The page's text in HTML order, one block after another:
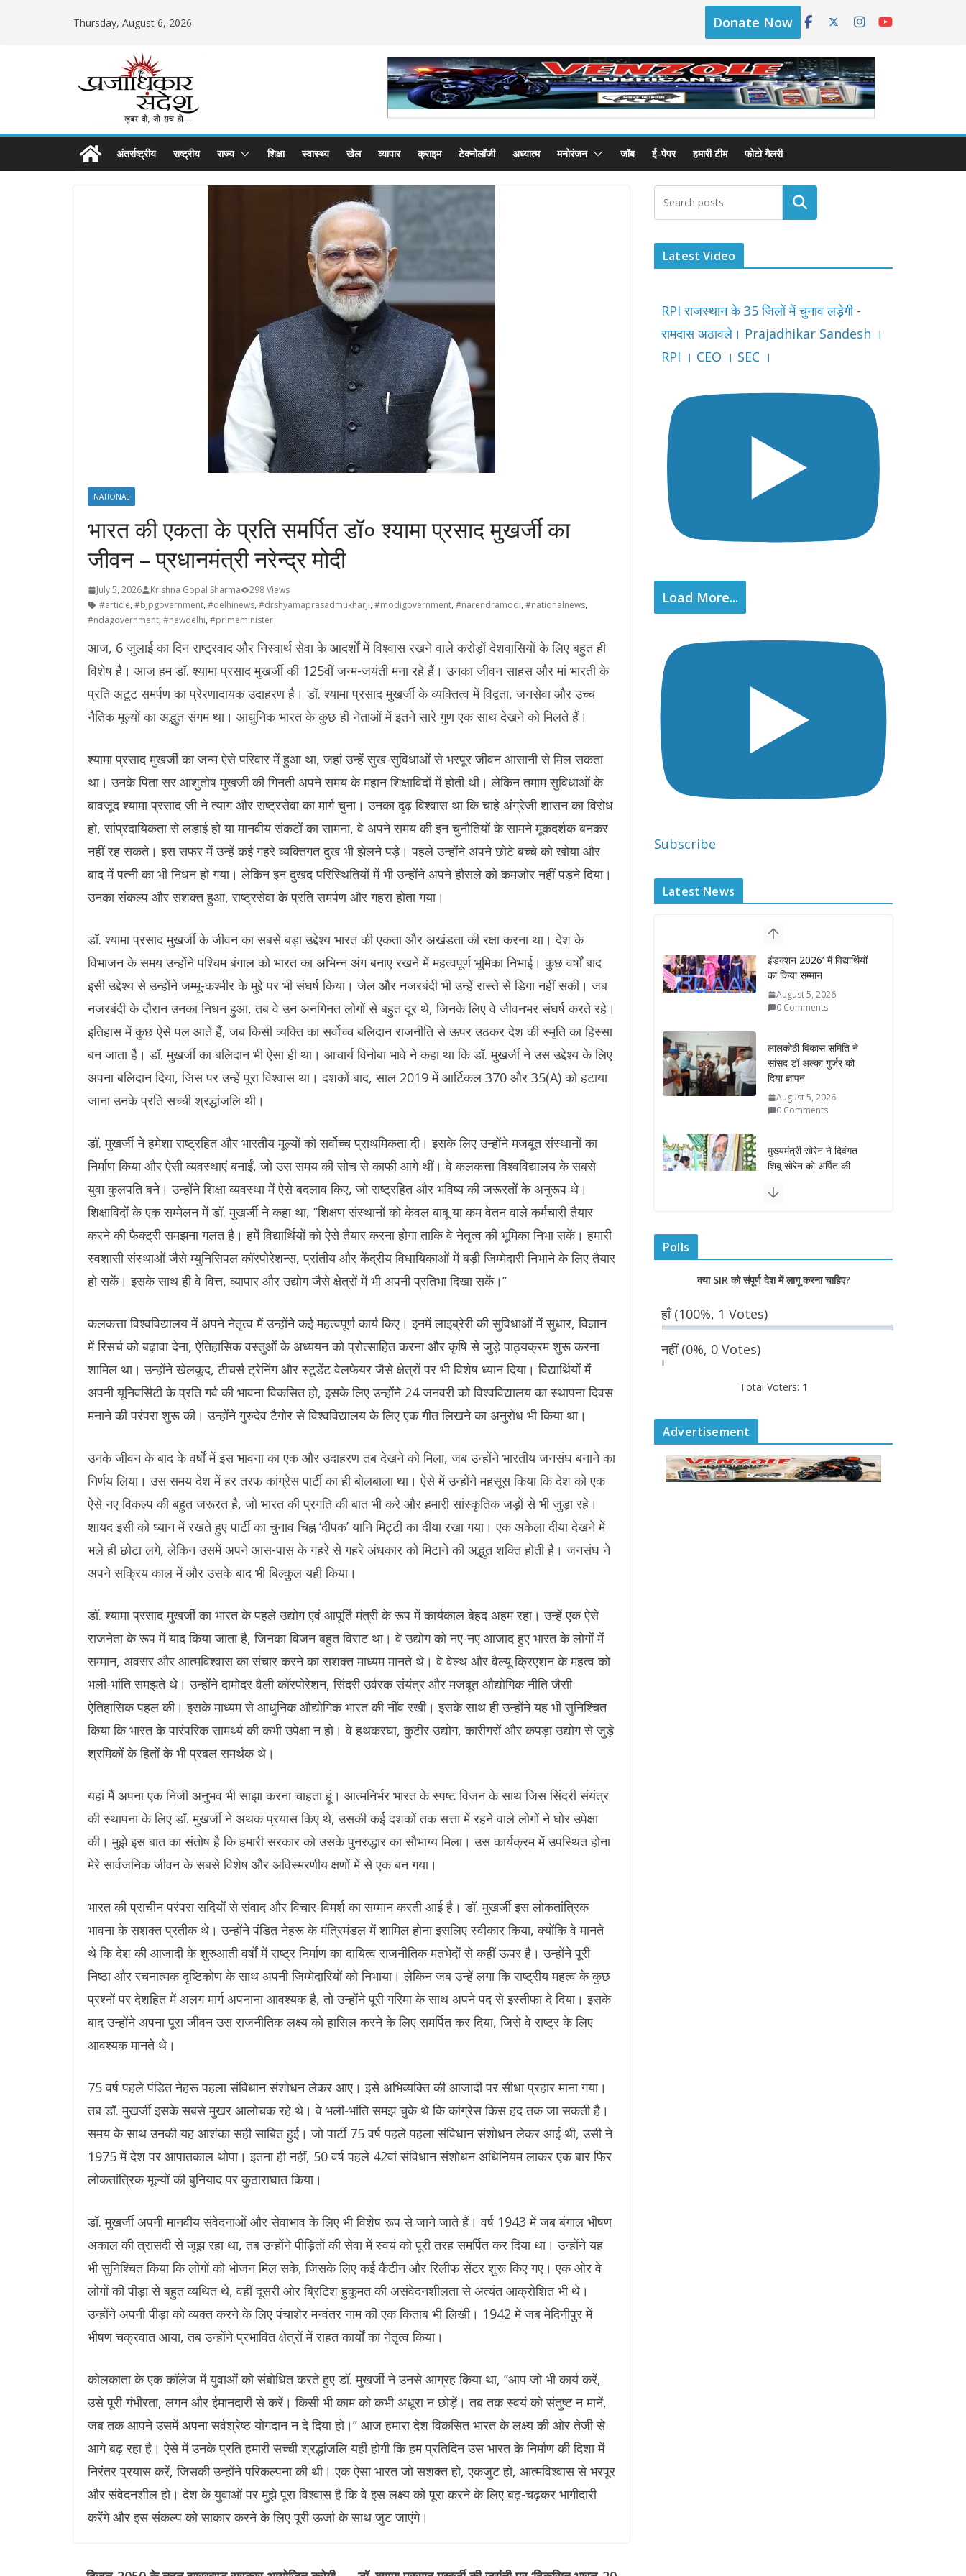
Thursday, August 6, 2026 Donate Now
अंतर्राष्ट्रीय राष्ट्रीय राज्य शिक्षा स्वास्थ्य खेल व्यापार क्राइम टेक्नोलॉजी अध्यात्म मनोरंजन जॉब ई-पेपर हमारी टीम फोटो गैलरी
NATIONAL
भारत की एकता के प्रति समर्पित डॉ० श्यामा प्रसाद मुखर्जी का
जीवन – प्रधानमंत्री नरेन्द्र मोदी
July 5, 2026 Krishna Gopal Sharma
298 Views
#article, #bjpgovernment, #delhinews, #drshyamaprasadmukharji, #modigovernment, #narendramodi, #nationalnews,
#ndagovernment, #newdelhi, #primeminister
आज, 6 जुलाई का दिन राष्ट्रवाद और निस्वार्थ सेवा के आदर्शों में विश्वास रखने वाले करोड़ों देशवासियों के लिए बहुत ही
विशेष है। आज हम डॉ. श्यामा प्रसाद मुखर्जी की 125वीं जन्म-जयंती मना रहे हैं। उनका जीवन साहस और मां भारती के
प्रति अटूट समर्पण का प्रेरणादायक उदाहरण है। डॉ. श्यामा प्रसाद मुखर्जी के व्यक्तित्व में विद्वता, जनसेवा और उच्च
नैतिक मूल्यों का अद्भुत संगम था। आधुनिक भारत के कुछ ही नेताओं में इतने सारे गुण एक साथ देखने को मिलते हैं।
श्यामा प्रसाद मुखर्जी का जन्म ऐसे परिवार में हुआ था, जहां उन्हें सुख-सुविधाओं से भरपूर जीवन आसानी से मिल सकता
था। उनके पिता सर आशुतोष मुखर्जी की गिनती अपने समय के महान शिक्षाविदों में होती थी। लेकिन तमाम सुविधाओं के
बावजूद श्यामा प्रसाद जी ने त्याग और राष्ट्रसेवा का मार्ग चुना। उनका दृढ़ विश्वास था कि चाहे अंग्रेजी शासन का विरोध
हो, सांप्रदायिकता से लड़ाई हो या मानवीय संकटों का सामना, वे अपने समय की इन चुनौतियों के सामने मूकदर्शक बनकर
नहीं रह सकते। इस सफर में उन्हें कई गहरे व्यक्तिगत दुख भी झेलने पड़े। पहले उन्होंने अपने छोटे बच्चे को खोया और
बाद में पत्नी का भी निधन हो गया। लेकिन इन दुखद परिस्थितियों में भी उन्होंने अपने हौसले को कमजोर नहीं पड़ने दिया।
उनका संकल्प और सशक्त हुआ, राष्ट्रसेवा के प्रति समर्पण और गहरा होता गया।
डॉ. श्यामा प्रसाद मुखर्जी के जीवन का सबसे बड़ा उद्देश्य भारत की एकता और अखंडता की रक्षा करना था। देश के
विभाजन के समय उन्होंने पश्चिम बंगाल को भारत का अभिन्न अंग बनाए रखने में महत्वपूर्ण भूमिका निभाई। कुछ वर्षों बाद
इसी उद्देश्य से उन्होंने जम्मू-कश्मीर के मुद्दे पर भी संघर्ष किया। जेल और नजरबंदी भी उन्हें रास्ते से डिगा नहीं सकी। जब
नजरबंदी के दौरान उनका निधन हुआ, तब वे उन अनगिनत लोगों से बहुत दूर थे, जिनके लिए वे जीवनभर संघर्ष करते रहे।
इतिहास में कुछ ऐसे पल आते हैं, जब किसी व्यक्ति का सर्वोच्च बलिदान राजनीति से ऊपर उठकर देश की स्मृति का हिस्सा
बन जाता है। डॉ. मुखर्जी का बलिदान भी ऐसा ही था। आचार्य विनोबा भावे ने कहा था कि डॉ. मुखर्जी ने उस उद्देश्य के लिए
अपना बलिदान दिया, जिस पर उन्हें पूरा विश्वास था। दशकों बाद, साल 2019 में आर्टिकल 370 और 35(A) को हटाया
जाना उनके प्रति सच्ची श्रद्धांजलि थी।
डॉ. मुखर्जी ने हमेशा राष्ट्रहित और भारतीय मूल्यों को सर्वोच्च प्राथमिकता दी। इसके लिए उन्होंने मजबूत संस्थानों का
निर्माण किया और ऐसी व्यवस्थाएं बनाईं, जो उस समय की सोच से काफी आगे थीं। वे कलकत्ता विश्वविद्यालय के सबसे
युवा कुलपति बने। उन्होंने शिक्षा व्यवस्था में ऐसे बदलाव किए, जो राष्ट्रहित और भविष्य की जरूरतों के अनुरूप थे।
शिक्षाविदों के एक सम्मेलन में डॉ. मुखर्जी ने कहा था, ‘’शिक्षण संस्थानों को केवल बाबू या कम वेतन वाले कर्मचारी तैयार
करने की फैक्ट्री समझना गलत है। हमें विद्यार्थियों को ऐसे तैयार करना होगा ताकि वे नेतृत्व की भूमिका निभा सकें। हमारी
स्वशासी संस्थाओं जैसे म्युनिसिपल कॉरपोरेशन्स, प्रांतीय और केंद्रीय विधायिकाओं में बड़ी जिम्मेदारी निभाने के लिए तैयार
हो सकें। इसके साथ ही वे वित्त, व्यापार और उद्योग जैसे क्षेत्रों में भी अपनी प्रतिभा दिखा सकें।’’
कलकत्ता विश्वविद्यालय में अपने नेतृत्व में उन्होंने कई महत्वपूर्ण कार्य किए। इनमें लाइब्रेरी की सुविधाओं में सुधार, विज्ञान
में रिसर्च को बढ़ावा देना, ऐतिहासिक वस्तुओं के अध्ययन को प्रोत्साहित करना और कृषि से जुड़े पाठ्यक्रम शुरू करना
शामिल था। उन्होंने खेलकूद, टीचर्स ट्रेनिंग और स्टूडेंट वेलफेयर जैसे क्षेत्रों पर भी विशेष ध्यान दिया। विद्यार्थियों में
अपनी यूनिवर्सिटी के प्रति गर्व की भावना विकसित हो, इसके लिए उन्होंने 24 जनवरी को विश्वविद्यालय का स्थापना दिवस
मनाने की परंपरा शुरू की। उन्होंने गुरुदेव टैगोर से विश्वविद्यालय के लिए एक गीत लिखने का अनुरोध भी किया था।
उनके जीवन के बाद के वर्षों में इस भावना का एक और उदाहरण तब देखने को मिला, जब उन्होंने भारतीय जनसंघ बनाने का
निर्णय लिया। उस समय देश में हर तरफ कांग्रेस पार्टी का ही बोलबाला था। ऐसे में उन्होंने महसूस किया कि देश को एक
ऐसे नए विकल्प की बहुत जरूरत है, जो भारत की प्रगति की बात भी करे और हमारी सांस्कृतिक जड़ों से भी जुड़ा रहे।
शायद इसी को ध्यान में रखते हुए पार्टी का चुनाव चिह्न ‘दीपक’ यानि मिट्टी का दीया रखा गया। एक अकेला दीया देखने में
भले ही छोटा लगे, लेकिन उसमें अपने आस-पास के गहरे से गहरे अंधकार को मिटाने की अद्भुत शक्ति होती है। जनसंघ ने
अपने सक्रिय काल में और उसके बाद भी बिल्कुल यही किया।
डॉ. श्यामा प्रसाद मुखर्जी का भारत के पहले उद्योग एवं आपूर्ति मंत्री के रूप में कार्यकाल बेहद अहम रहा। उन्हें एक ऐसे
राजनेता के रूप में याद किया जाता है, जिनका विजन बहुत विराट था। वे उद्योग को नए-नए आजाद हुए भारत के लोगों में
सम्मान, अवसर और आत्मविश्वास का संचार करने का सशक्त माध्यम मानते थे। वे वेल्थ और वैल्यू क्रिएशन के महत्व को
भली-भांति समझते थे। उन्होंने दामोदर वैली कॉरपोरेशन, सिंदरी उर्वरक संयंत्र और मजबूत औद्योगिक नीति जैसी
ऐतिहासिक पहल की। इसके माध्यम से आधुनिक औद्योगिक भारत की नींव रखी। इसके साथ ही उन्होंने यह भी सुनिश्चित
किया कि भारत के पारंपरिक सामर्थ्य की कभी उपेक्षा न हो। वे हथकरघा, कुटीर उद्योग, कारीगरों और कपड़ा उद्योग से जुड़े
श्रमिकों के हितों के भी प्रबल समर्थक थे।
यहां मैं अपना एक निजी अनुभव भी साझा करना चाहता हूं। आत्मनिर्भर भारत के स्पष्ट विजन के साथ जिस सिंदरी संयंत्र
की स्थापना के लिए डॉ. मुखर्जी ने अथक प्रयास किए थे, उसकी कई दशकों तक सत्ता में रहने वाले लोगों ने घोर उपेक्षा
की। मुझे इस बात का संतोष है कि हमारी सरकार को उसके पुनरुद्धार का सौभाग्य मिला। उस कार्यक्रम में उपस्थित होना
मेरे सार्वजनिक जीवन के सबसे विशेष और अविस्मरणीय क्षणों में से एक बन गया।
भारत की प्राचीन परंपरा सदियों से संवाद और विचार-विमर्श का सम्मान करती आई है। डॉ. मुखर्जी इस लोकतांत्रिक
भावना के सशक्त प्रतीक थे। उन्होंने पंडित नेहरू के मंत्रिमंडल में शामिल होना इसलिए स्वीकार किया, क्योंकि वे मानते
थे कि देश की आजादी के शुरुआती वर्षों में राष्ट्र निर्माण का दायित्व राजनीतिक मतभेदों से कहीं ऊपर है। उन्होंने पूरी
निष्ठा और रचनात्मक दृष्टिकोण के साथ अपनी जिम्मेदारियों को निभाया। लेकिन जब उन्हें लगा कि राष्ट्रीय महत्व के कुछ
प्रश्नों पर देशहित में अलग मार्ग अपनाना आवश्यक है, तो उन्होंने पूरी गरिमा के साथ अपने पद से इस्तीफा दे दिया। इसके
बाद उन्होंने अपना पूरा जीवन उस राजनीतिक लक्ष्य को हासिल करने के लिए समर्पित कर दिया, जिसे वे राष्ट्र के लिए
आवश्यक मानते थे।
75 वर्ष पहले पंडित नेहरू पहला संविधान संशोधन लेकर आए। इसे अभिव्यक्ति की आजादी पर सीधा प्रहार माना गया।
तब डॉ. मुखर्जी इसके सबसे मुखर आलोचक रहे थे। वे भली-भांति समझ चुके थे कि कांग्रेस किस हद तक जा सकती है।
समय के साथ उनकी यह आशंका सही साबित हुई। जो पार्टी 75 वर्ष पहले पहला संविधान संशोधन लेकर आई थी, उसी ने
1975 में देश पर आपातकाल थोपा। इतना ही नहीं, 50 वर्ष पहले 42वां संविधान संशोधन अधिनियम लाकर एक बार फिर
लोकतांत्रिक मूल्यों की बुनियाद पर कुठाराघात किया।
डॉ. मुखर्जी अपनी मानवीय संवेदनाओं और सेवाभाव के लिए भी विशेष रूप से जाने जाते हैं। वर्ष 1943 में जब बंगाल भीषण
अकाल की त्रासदी से जूझ रहा था, तब उन्होंने पीड़ितों की सेवा में स्वयं को पूरी तरह समर्पित कर दिया था। उन्होंने यह
भी सुनिश्चित किया कि लोगों को भोजन मिल सके, जिसके लिए कई कैंटीन और रिलीफ सेंटर शुरू किए गए। एक ओर वे
लोगों की पीड़ा से बहुत व्यथित थे, वहीं दूसरी ओर ब्रिटिश हुकूमत की असंवेदनशीलता से अत्यंत आक्रोशित भी थे।
उन्होंने अपनी पीड़ा को व्यक्त करने के लिए पंचाशेर मन्वंतर नाम की एक किताब भी लिखी। 1942 में जब मेदिनीपुर में
भीषण चक्रवात आया, तब उन्होंने प्रभावित क्षेत्रों में राहत कार्यों का नेतृत्व किया।
कोलकाता के एक कॉलेज में युवाओं को संबोधित करते हुए डॉ. मुखर्जी ने उनसे आग्रह किया था, ‘’आप जो भी कार्य करें,
उसे पूरी गंभीरता, लगन और ईमानदारी से करें। किसी भी काम को कभी अधूरा न छोड़ें। तब तक स्वयं को संतुष्ट न मानें,
जब तक आपने उसमें अपना सर्वश्रेष्ठ योगदान न दे दिया हो।’’ आज हमारा देश विकसित भारत के लक्ष्य की ओर तेजी से
आगे बढ़ रहा है। ऐसे में उनके प्रति हमारी सच्ची श्रद्धांजलि यही होगी कि हम प्रतिदिन उस भारत के निर्माण की दिशा में
निरंतर प्रयास करें, जिसकी उन्होंने परिकल्पना की थी। एक ऐसा भारत जो सशक्त हो, एकजुट हो, आत्मविश्वास से भरपूर
और संवेदनशील हो। देश के युवाओं पर मुझे पूरा विश्वास है कि वे इस लक्ष्य को पूरा करने के लिए बढ़-चढ़कर भागीदारी
करेंगे और इस संकल्प को साकार करने के लिए पूरी ऊर्जा के साथ जुट जाएंगे।
Latest Video
RPI राजस्थान के 35 जिलों में चुनाव लड़ेगी -
रामदास अठावले। Prajadhikar Sandesh ।
RPI । CEO । SEC ।
Load More...
Subscribe
Latest News
लालकोठी विकास समिति ने
दिया ज्ञापन
मुख्यमंत्री सोरेन ने दिवंगत
भावभीनी श्रद्धांजलि
रोडवेज बसों में वरिष्ठ महिलाओं
सुविधा
रवाना
का किया सम्मान
Polls
क्या SIR को संपूर्ण देश में लागू करना चाहिए?
हाँ(100%, 1 Votes)
नहीं(0%, 0 Votes)
Total Voters: 1
Advertisement